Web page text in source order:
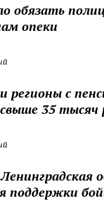
обязать
опеки
регионы с
35 тысяч
поддержки